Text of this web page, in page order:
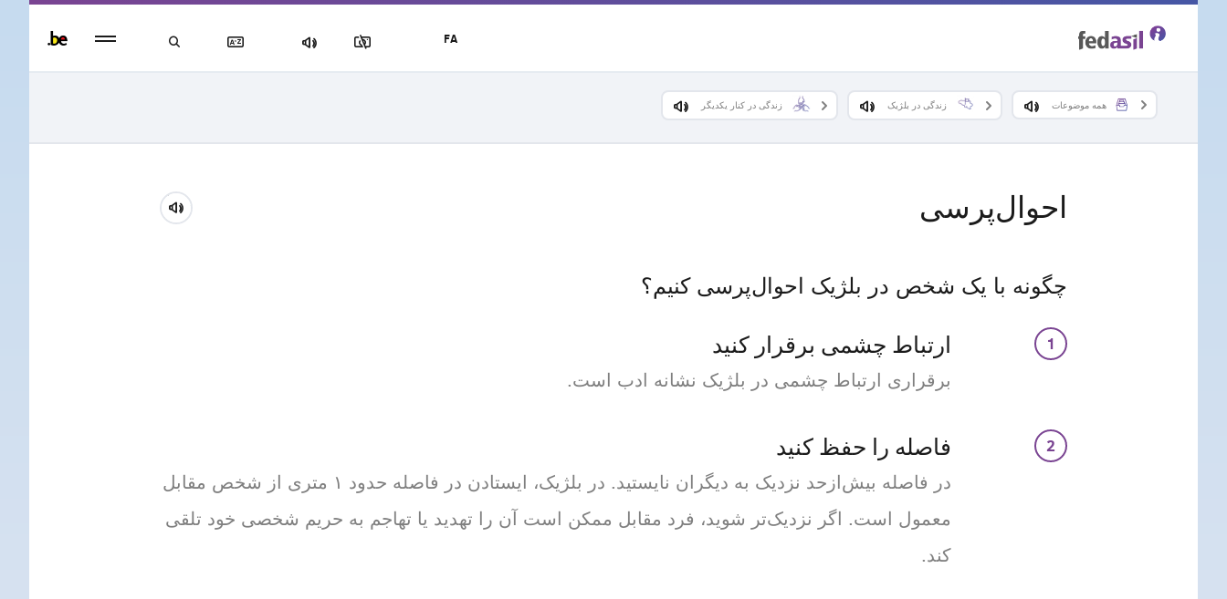
همه موضوعات زندگی در بلژیک زندگی در کنار یکدیگر
احوال‌پرسی
چگونه با یک شخص در بلژیک احوال‌پرسی کنیم؟
ارتباط چشمی برقرار کنید
برقراری ارتباط چشمی در بلژیک نشانه ادب است.
فاصله را حفظ کنید
در فاصله بیش‌ازحد نزدیک به دیگران نایستید. در بلژیک، ایستادن در فاصله حدود ۱ متری از شخص مقابل
معمول است. اگر نزدیک‌تر شوید، فرد مقابل ممکن است آن را تهدید یا تهاجم به حریم شخصی خود تلقی
کند.
FA
footer